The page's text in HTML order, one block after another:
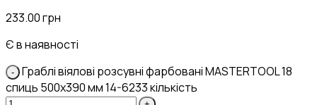
233.00грн
Є в наявності
Граблі віялові розсувні фарбовані MASTERTOOL 18
спиць 500х390 мм 14-6233 кількість